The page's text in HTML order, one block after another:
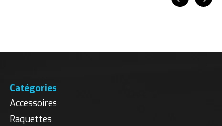
Catégories
Accessoires
Raquettes